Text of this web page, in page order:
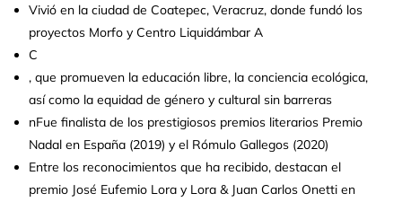
Vivió en la ciudad de Coatepec, Veracruz, donde fundó los
proyectos Morfo y Centro Liquidámbar A
C
, que promueven la educación libre, la conciencia ecológica,
así como la equidad de género y cultural sin barreras
nFue finalista de los prestigiosos premios literarios Premio
Nadal en España (2019) y el Rómulo Gallegos (2020)
Entre los reconocimientos que ha recibido, destacan el
premio José Eufemio Lora y Lora & Juan Carlos Onetti en